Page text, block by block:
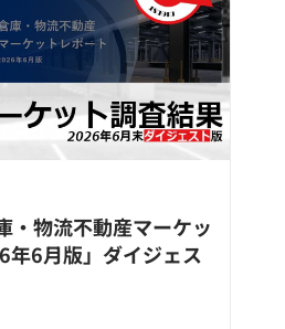
・物流不動産マーケッ
年6月版」ダイジェス